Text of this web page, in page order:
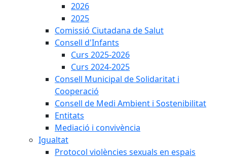
2026
2025
Comissió Ciutadana de Salut
Consell d'Infants
Curs 2025-2026
Curs 2024-2025
Consell Municipal de Solidaritat i
Cooperació
Consell de Medi Ambient i Sostenibilitat
Entitats
Mediació i convivència
Igualtat
Protocol violències sexuals en espais